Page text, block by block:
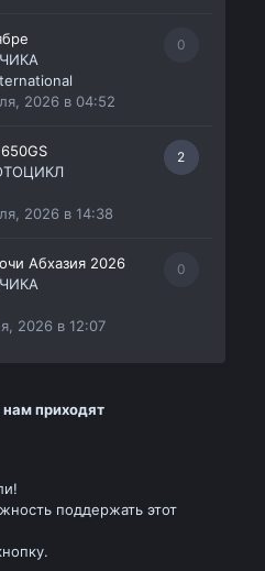
0
2026 в 04:52
2
2026 в 14:38
0
Абхазия 2026
2026 в 12:07
приходят
поддержать этот